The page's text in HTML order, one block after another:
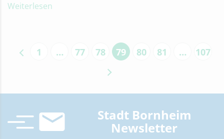
Weiterlesen
1 … 77 78 79 80 81 … 107
Stadt Bornheim
Newsletter